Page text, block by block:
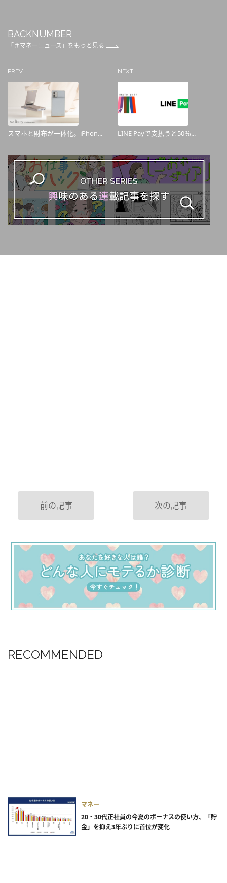
BACKNUMBER
「＃マネーニュース」をもっと見る
PREV
スマホと財布が一体化。iPhon...
NEXT
LINE Payで支払うと50％...
前の記事 次の記事
RECOMMENDED
マネー
20・30代正社員の今夏のボーナスの使い方、「貯
金」を抑え3年ぶりに首位が変化